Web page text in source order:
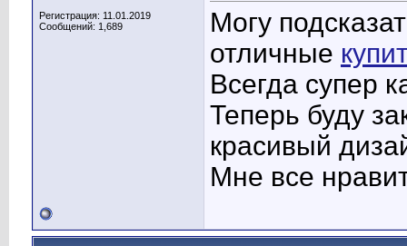
Регистрация: 11.01.2019
Сообщений: 1,689
Могу
отличные
Всегда супер
Теперь буду
красивый
Мне все